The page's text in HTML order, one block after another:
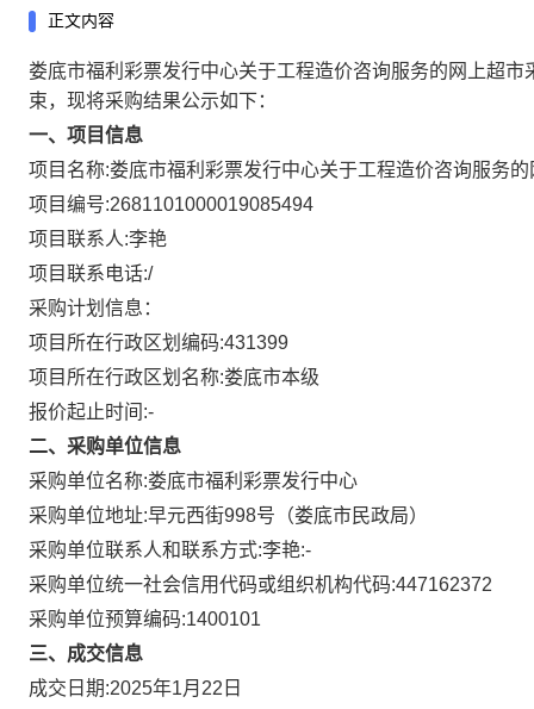
正文内容
娄底市福利彩票发行中心关于工程造价咨询服务的网上超市
束，现将采购结果公示如下：
一、项目信息
项目名称:娄底市福利彩票发行中心关于工程造价咨询服务
项目编号:2681101000019085494
项目联系人:李艳
项目联系电话:/
采购计划信息：
项目所在行政区划编码:431399
项目所在行政区划名称:娄底市本级
报价起止时间:-
二、采购单位信息
采购单位名称:娄底市福利彩票发行中心
采购单位地址:早元西街998号（娄底市民政局）
采购单位联系人和联系方式:李艳:-
采购单位统一社会信用代码或组织机构代码:447162372
采购单位预算编码:1400101
三、成交信息
成交日期:2025年1月22日